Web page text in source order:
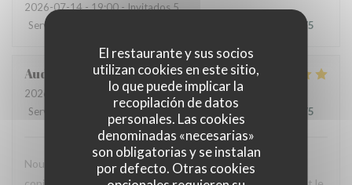
El restaurante y sus socios
utilizan cookies en este sitio,
lo que puede implicar la
recopilación de datos
personales. Las cookies
denominadas «necesarias»
son obligatorias y se instalan
por defecto. Otras cookies
2026-07-14- 19:00 - Invitados 5
Servicio
/5
Audrey
2026-07-12
- 12:00 - Invitados 2
Servicio
Ambiente:4/5 Menú: 5 /5 Calidad / Precio /5
Nous avons testé le Sister's café pour un brunch entre